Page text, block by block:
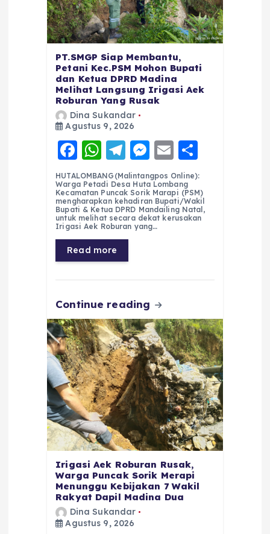
PT.SMGP Siap Membantu,
Petani Kec.PSM Mohon Bupati
dan Ketua DPRD Madina
Melihat Langsung Irigasi Aek
Roburan Yang Rusak
Dina Sukandar
Agustus 9, 2026
F
a
c
e
b
o
o
k
W
h
a
ts
A
p
p
T
el
e
g
r
a
m
M
e
ss
e
n
E
m
ai
l
h
a
re
HUTALOMBANG(Malintangpos Online):
Warga Petadi Desa Huta Lombang
Kecamatan Puncak Sorik Marapi (PSM)
mengharapkan kehadiran Bupati/Wakil
Bupati & Ketua DPRD Mandailing Natal,
untuk melihat secara dekat kerusakan
Irigasi Aek Roburan yang…
Read more
Continue reading
Irigasi Aek Roburan Rusak,
Warga Puncak Sorik Merapi
Menunggu Kebijakan 7 Wakil
Rakyat Dapil Madina Dua
Dina Sukandar
Agustus 9, 2026